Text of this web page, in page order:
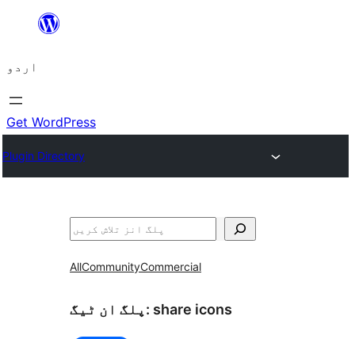
چھوڑیں
پر
جائیں
اردو
Get WordPress
Plugin Directory
تلاش
AllCommunityCommercial
پلگ ان ٹیگ: share icons